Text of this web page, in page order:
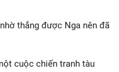
thắng được Nga nên đã
cuộc chiến tranh tàu